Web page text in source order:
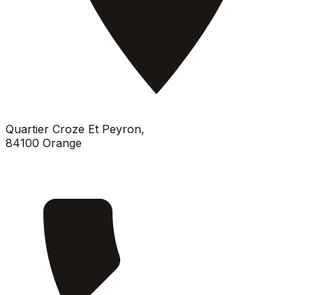
Quartier Croze Et Peyron,
84100 Orange